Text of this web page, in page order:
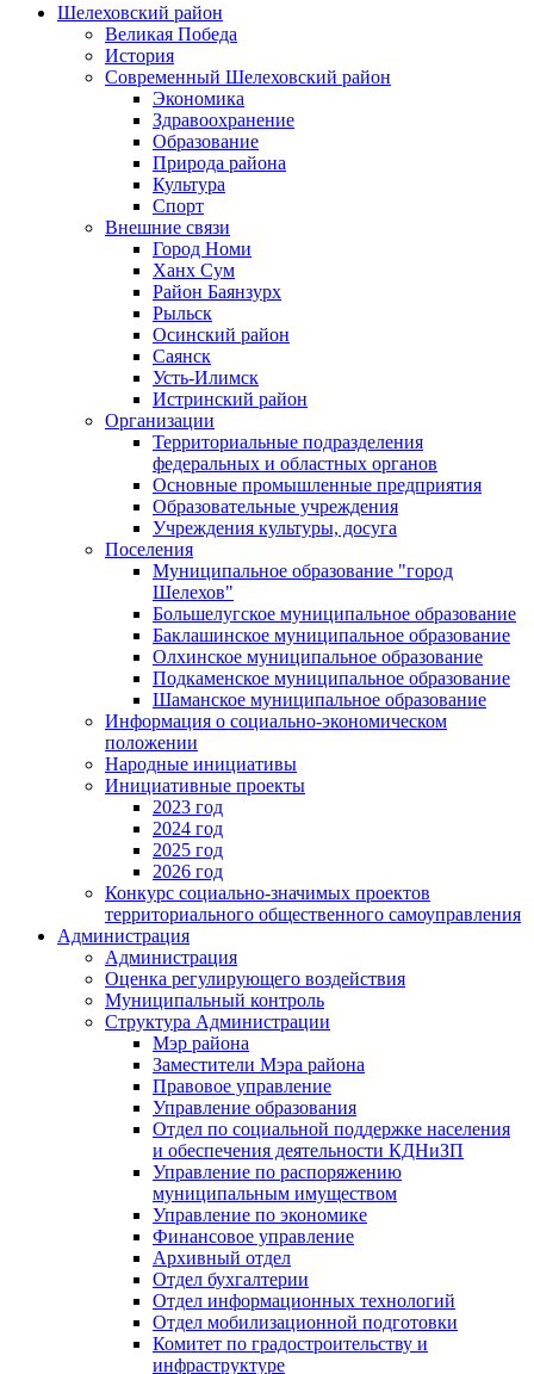
Шелеховский район
Великая Победа
История
Современный Шелеховский район
Экономика
Здравоохранение
Образование
Природа района
Культура
Спорт
Внешние связи
Город Номи
Ханх Сум
Район Баянзурх
Рыльск
Осинский район
Саянск
Усть-Илимск
Истринский район
Организации
Территориальные подразделения
федеральных и областных органов
Основные промышленные предприятия
Образовательные учреждения
Учреждения культуры, досуга
Поселения
Муниципальное образование "город
Шелехов"
Большелугское муниципальное образование
Баклашинское муниципальное образование
Олхинское муниципальное образование
Подкаменское муниципальное образование
Шаманское муниципальное образование
Информация о социально-экономическом
положении
Народные инициативы
Инициативные проекты
2023 год
2024 год
2025 год
2026 год
Конкурс социально-значимых проектов
территориального общественного самоуправления
Администрация
Администрация
Оценка регулирующего воздействия
Муниципальный контроль
Структура Администрации
Мэр района
Заместители Мэра района
Правовое управление
Управление образования
Отдел по социальной поддержке населения
и обеспечения деятельности КДНиЗП
Управление по распоряжению
муниципальным имуществом
Управление по экономике
Финансовое управление
Архивный отдел
Отдел бухгалтерии
Отдел информационных технологий
Отдел мобилизационной подготовки
Комитет по градостроительству и
инфраструктуре